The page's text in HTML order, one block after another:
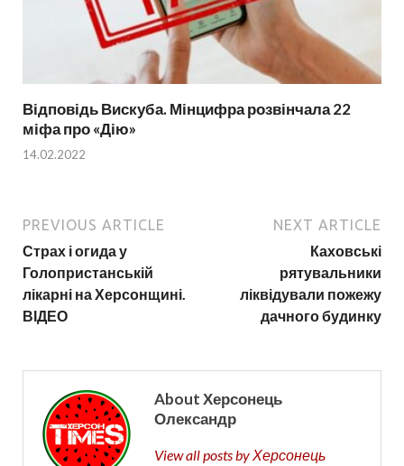
Відповідь Вискуба. Мінцифра розвінчала 22
міфа про «Дію»
14.02.2022
PREVIOUS ARTICLE
Страх і огида у
Голопристанській
лікарні на Херсонщині.
ВІДЕО
NEXT ARTICLE
Каховські
рятувальники
ліквідували пожежу
дачного будинку
About Херсонець
Олександр
View all posts by Херсонець